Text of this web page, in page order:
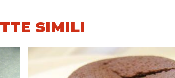
SIMILI